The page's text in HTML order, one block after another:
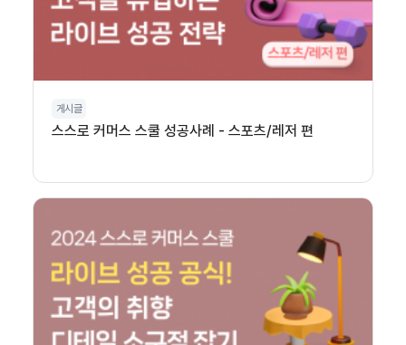
게시글
스스로 커머스 스쿨 성공사례 - 스포츠/레저 편